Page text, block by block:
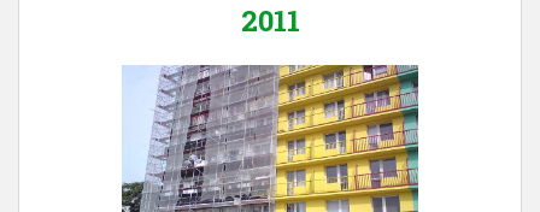
2011